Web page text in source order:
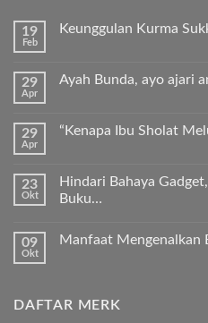
19
Feb
Keunggulan Kurma
pada
Premium
29
Apr
Ayah Bunda, ayo ajari
pada
ajari
kita
29
Apr
“Kenapa Ibu Sholat
pada
“Kenapa
23
Okt
Hindari Bahaya
Buku…
komentar
Kenalkan
Anak
09
Okt
Manfaat Mengenalkan
Manfaat
DAFTAR MERK